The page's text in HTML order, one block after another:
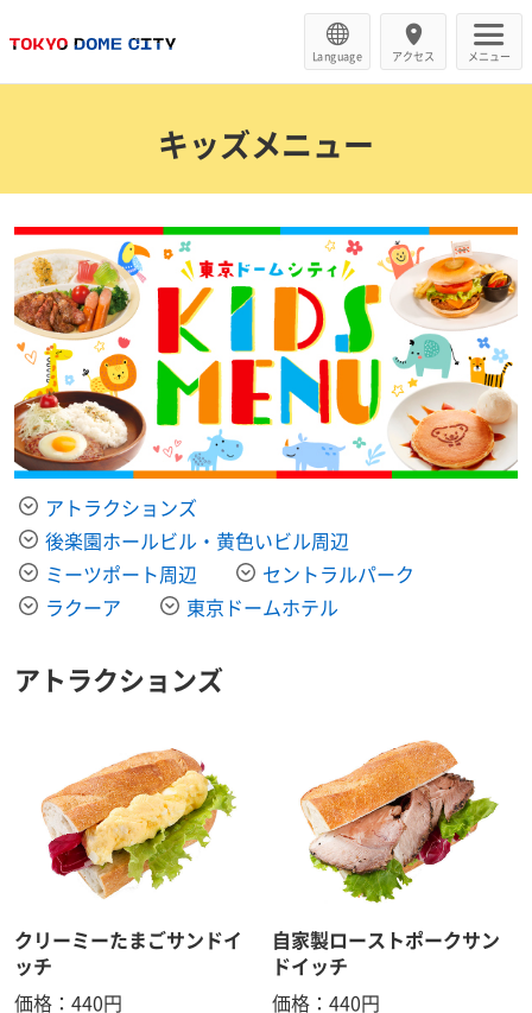
Language アクセス メニュー
キッズメニュー
アトラクションズ
後楽園ホールビル・黄色いビル周辺
ミーツポート周辺
セントラルパーク
ラクーア
東京ドームホテル
アトラクションズ
クリーミーたまごサンドイ
ッチ
価格：440円
自家製ローストポークサン
ドイッチ
価格：440円